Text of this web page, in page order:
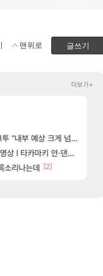
글쓰기
맨위로
견 ㅋㅋㅋㅋ [99]
[19]
더보기+
“내부 예상 크게 넘어”
카마키 안·댄싱 스타
소리나는데 [2]